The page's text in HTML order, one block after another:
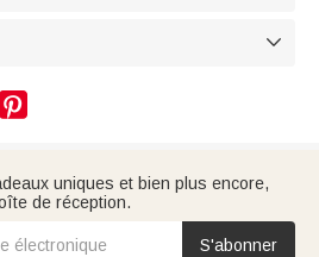


uniques et bien plus encore,
de réception.
S'abonner